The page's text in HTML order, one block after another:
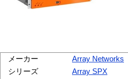
メーカー
Array Networks
シリーズ
Array SPX